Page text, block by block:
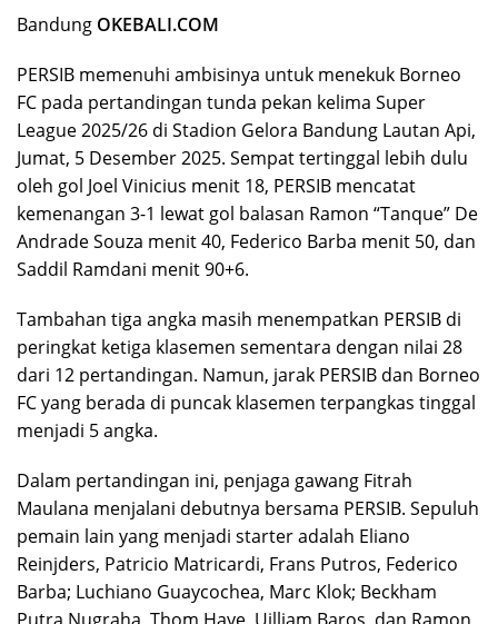
Bandung OKEBALI.COM
PERSIB memenuhi ambisinya untuk menekuk Borneo
FC pada pertandingan tunda pekan kelima Super
League 2025/26 di Stadion Gelora Bandung Lautan Api,
Jumat, 5 Desember 2025. Sempat tertinggal lebih dulu
oleh gol Joel Vinicius menit 18, PERSIB mencatat
kemenangan 3-1 lewat gol balasan Ramon “Tanque” De
Andrade Souza menit 40, Federico Barba menit 50, dan
Saddil Ramdani menit 90+6.
Tambahan tiga angka masih menempatkan PERSIB di
peringkat ketiga klasemen sementara dengan nilai 28
dari 12 pertandingan. Namun, jarak PERSIB dan Borneo
FC yang berada di puncak klasemen terpangkas tinggal
menjadi 5 angka.
Dalam pertandingan ini, penjaga gawang Fitrah
Maulana menjalani debutnya bersama PERSIB. Sepuluh
pemain lain yang menjadi starter adalah Eliano
Reinjders, Patricio Matricardi, Frans Putros, Federico
Barba; Luchiano Guaycochea, Marc Klok; Beckham
Putra Nugraha, Thom Haye, Uilliam Baros, dan Ramon